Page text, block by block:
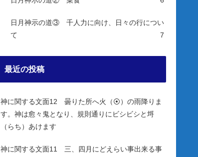
日月神示の道③ 千人力に向け、日々の行につい
て
7
最近の投稿
神に関する文面12 曇りた所へ火（⦿）の雨降りま
す。神は愈々鬼となり、規則通りにビシビシと埒
（らち）あけます
神に関する文面11 三、四月にどえらい事出来る事